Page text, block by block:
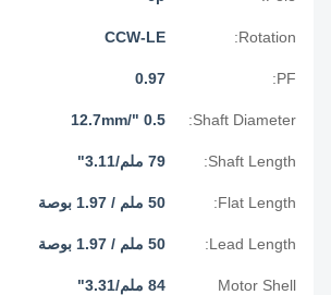
Rotation:
CCW-LE
Shaft Diameter:
0.5 "/12.7mm
Shaft Length:
Flat Length:
Lead Length:
Motor Shell